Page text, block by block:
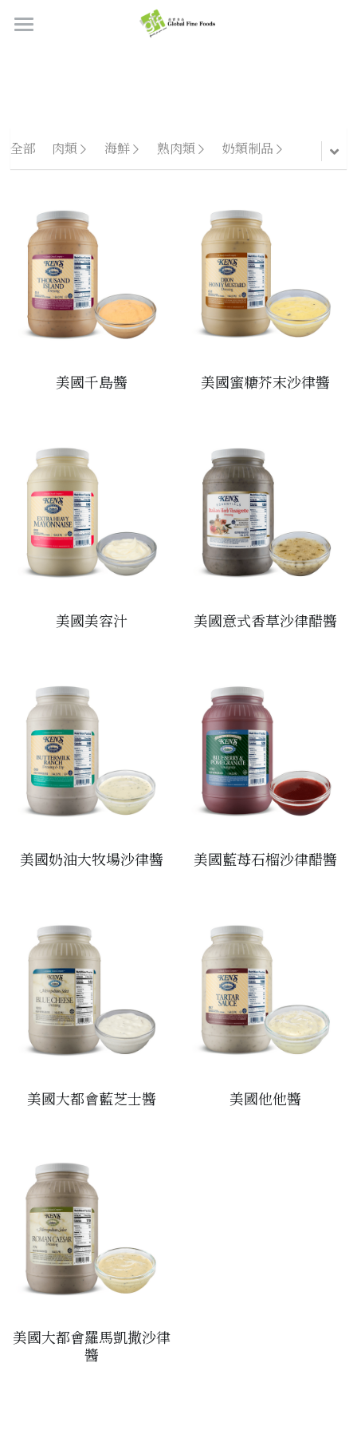
肉類
豬肉
雞肉
羊肉/鴨肉
虎蝦/蝦肉
蟹
罐裝海產
帶子/青口
熟肉類
香腸
肉丸
煙肉/其他
奶類制品
芝士
忌廉
烘焙食品
糖漿
薯條
其他
醬料
牛油果醬
糧油
米/藜麥/麵
油
鹽
雜貨
調味料/香草/鹽
果乾
松露/菌類
橄欖/蕾菜
湯類
急凍蔬菜
急凍甜點
職位空缺
聯絡我們
搜索
繁體中文
English
全部 肉類 海鮮 熟肉類 奶類制品
美國千島醬 美國蜜糖芥末沙律醬
美國美容汁 美國意式香草沙律醋醬
美國奶油大牧場沙律醬 美國藍苺石榴沙律醋醬
美國大都會藍芝士醬 美國他他醬
美國大都會羅馬凱撒沙律
醬